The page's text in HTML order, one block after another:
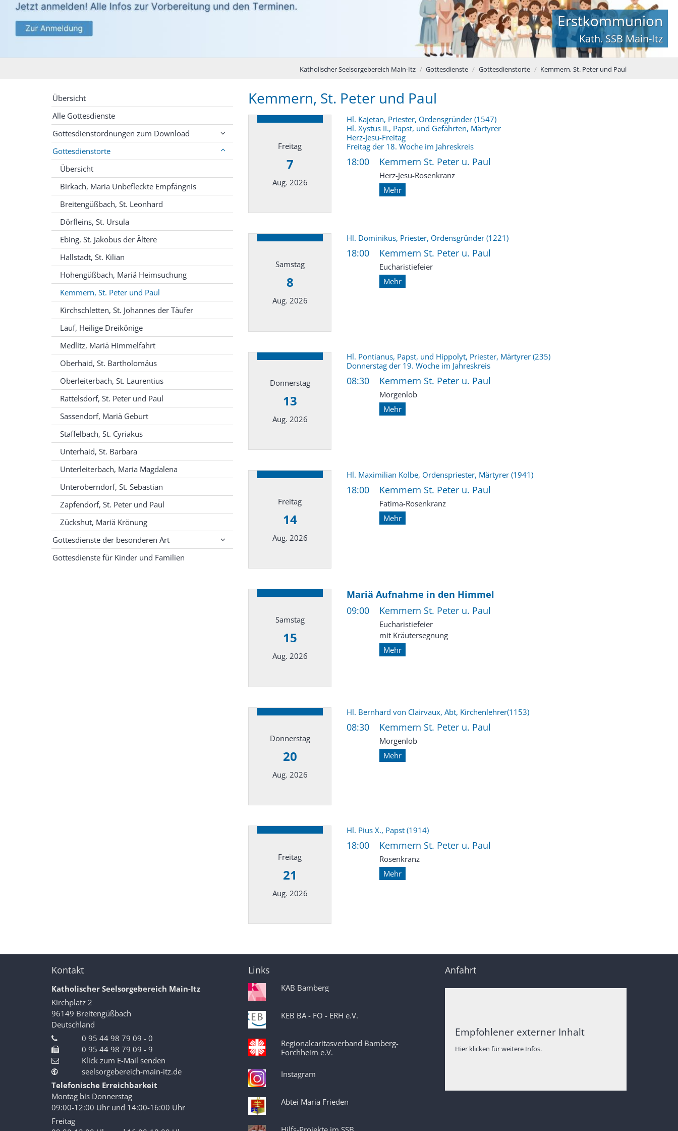
Erstkommunion
Kath. SSB Main-Itz
Katholischer Seelsorgebereich Main-Itz Gottesdienste Gottesdienstorte Kemmern, St. Peter und Paul
Kemmern, St. Peter und Paul
Freitag
7
Aug. 2026
Hl. Kajetan, Priester, Ordensgründer (1547)
Hl. Xystus II., Papst, und Gefährten, Märtyrer
Herz-Jesu-Freitag
Freitag der 18. Woche im Jahreskreis
18:00 Kemmern St. Peter u. Paul
Herz-Jesu-Rosenkranz
Mehr
Samstag
8
Aug. 2026
Hl. Dominikus, Priester, Ordensgründer (1221)
18:00 Kemmern St. Peter u. Paul
Eucharistiefeier
Mehr
Donnerstag
13
Aug. 2026
Hl. Pontianus, Papst, und Hippolyt, Priester, Märtyrer (235)
Donnerstag der 19. Woche im Jahreskreis
08:30 Kemmern St. Peter u. Paul
Morgenlob
Mehr
Freitag
14
Aug. 2026
Hl. Maximilian Kolbe, Ordenspriester, Märtyrer (1941)
18:00 Kemmern St. Peter u. Paul
Fatima-Rosenkranz
Mehr
Samstag
15
Aug. 2026
Mariä Aufnahme in den Himmel
09:00
Kemmern St. Peter u. Paul
Eucharistiefeier
mit Kräutersegnung
Mehr
Donnerstag
20
Aug. 2026
Hl. Bernhard von Clairvaux, Abt, Kirchenlehrer(1153)
08:30 Kemmern St. Peter u. Paul
Morgenlob
Mehr
Freitag
21
Aug. 2026
Hl. Pius X., Papst (1914)
18:00 Kemmern St. Peter u. Paul
Rosenkranz
Mehr
Übersicht
Alle Gottesdienste
Gottesdienstordnungen zum Download
Gottesdienstorte
Übersicht
Birkach, Maria Unbefleckte Empfängnis
Breitengüßbach, St. Leonhard
Dörfleins, St. Ursula
Ebing, St. Jakobus der Ältere
Hallstadt, St. Kilian
Hohengüßbach, Mariä Heimsuchung
Kemmern, St. Peter und Paul
Kirchschletten, St. Johannes der Täufer
Lauf, Heilige Dreikönige
Medlitz, Mariä Himmelfahrt
Oberhaid, St. Bartholomäus
Oberleiterbach, St. Laurentius
Rattelsdorf, St. Peter und Paul
Sassendorf, Mariä Geburt
Staffelbach, St. Cyriakus
Unterhaid, St. Barbara
Unterleiterbach, Maria Magdalena
Unteroberndorf, St. Sebastian
Zapfendorf, St. Peter und Paul
Zückshut, Mariä Krönung
Gottesdienste der besonderen Art
Gottesdienste für Kinder und Familien
Kontakt
Katholischer Seelsorgebereich Main-Itz
Kirchplatz 2
96149 Breitengüßbach
Deutschland
0 95 44 98 79 09 - 0
0 95 44 98 79 09 - 9
Klick zum E-Mail senden
seelsorgebereich-main-itz.de
Telefonische Erreichbarkeit
Montag bis Donnerstag
09:00-12:00 Uhr und 14:00-16:00 Uhr
Freitag
Links
KAB Bamberg
KEB BA - FO - ERH e.V.
Regionalcaritasverband Bamberg-
Forchheim e.V.
Instagram
Abtei Maria Frieden
Anfahrt
Empfohlener externer Inhalt
Hier klicken für weitere Infos.